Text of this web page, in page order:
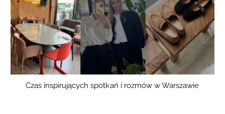
Czas inspirujących spotkań i rozmów w Warszawie